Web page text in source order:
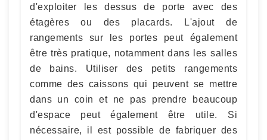
d'exploiter les dessus de porte avec des
étagères ou des placards. L'ajout de
rangements sur les portes peut également
être très pratique, notamment dans les salles
de bains. Utiliser des petits rangements
comme des caissons qui peuvent se mettre
dans un coin et ne pas prendre beaucoup
d'espace peut également être utile. Si
nécessaire, il est possible de fabriquer des